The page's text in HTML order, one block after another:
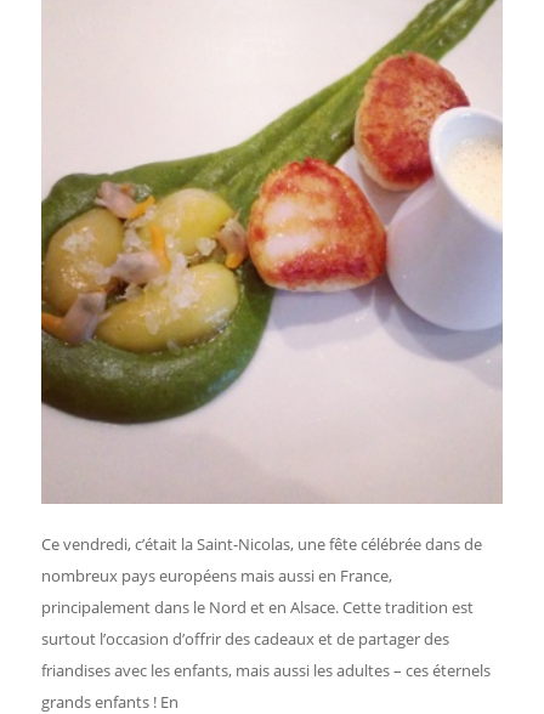
Ce vendredi, c’était la Saint-Nicolas, une fête célébrée dans de
nombreux pays européens mais aussi en France,
principalement dans le Nord et en Alsace. Cette tradition est
surtout l’occasion d’offrir des cadeaux et de partager des
friandises avec les enfants, mais aussi les adultes – ces éternels
grands enfants ! En